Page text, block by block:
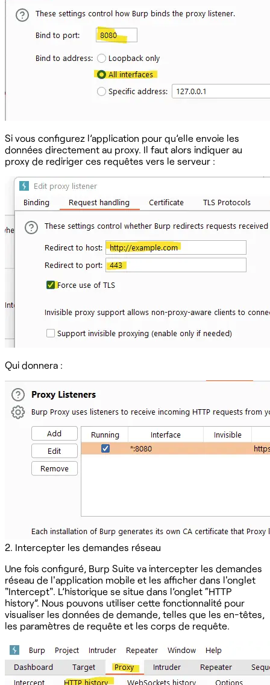
Si vous configurez l’application pour qu’elle envoie les
données directement au proxy. Il faut alors indiquer au
proxy de rediriger ces requêtes vers le serveur :
Qui donnera :
‍2. Intercepter les demandes réseau
Une fois configuré, Burp Suite va intercepter les demandes
réseau de l'application mobile et les afficher dans l'onglet
"Intercept". L’historique se situe dans l’onglet “HTTP
history”. Nous pouvons utiliser cette fonctionnalité pour
visualiser les données de demande, telles que les en-têtes,
les paramètres de requête et les corps de requête.